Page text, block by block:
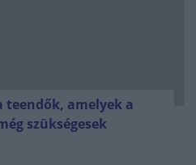
teendők, amelyek a
szükségesek